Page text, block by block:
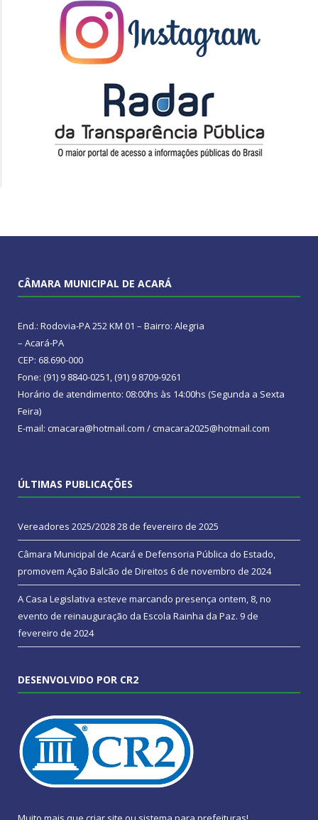
CÂMARA MUNICIPAL DE ACARÁ
End.: Rodovia-PA 252 KM 01 – Bairro: Alegria
– Acará-PA
CEP: 68.690-000
Fone: (91) 9 8840-0251, (91) 9 8709-9261
Horário de atendimento: 08:00hs às 14:00hs (Segunda a Sexta
Feira)
E-mail: cmacara@hotmail.com / cmacara2025@hotmail.com
ÚLTIMAS PUBLICAÇÕES
Vereadores 2025/202828 de fevereiro de 2025
Câmara Municipal de Acará e Defensoria Pública do Estado,
promovem Ação Balcão de Direitos 6 de novembro de 2024
A Casa Legislativa esteve marcando presença ontem, 8, no
evento de reinauguração da Escola Rainha da Paz. 9 de
fevereiro de 2024
DESENVOLVIDO POR CR2